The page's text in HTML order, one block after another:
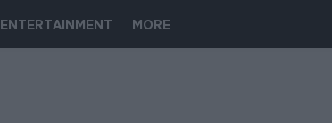
ENTERTAINMENT MORE